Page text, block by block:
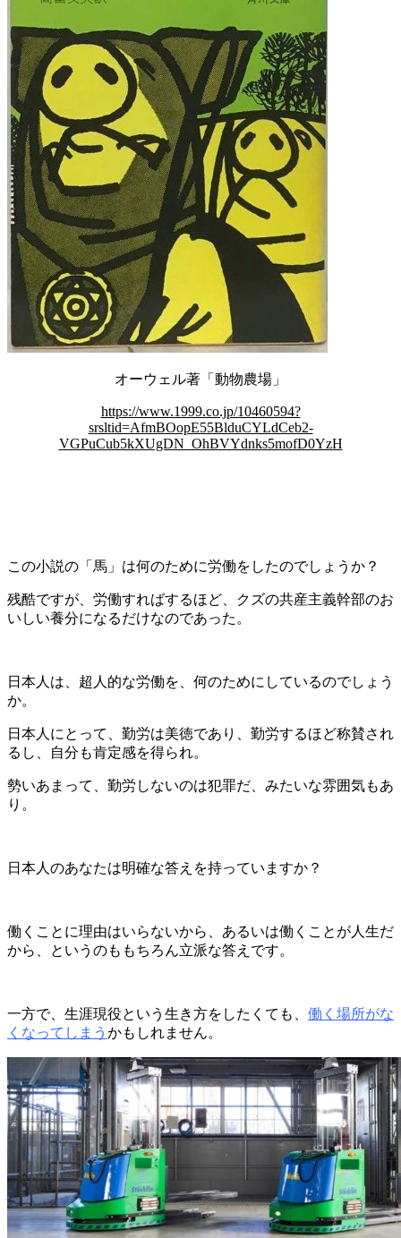
オーウェル著「動物農場」
https://www.1999.co.jp/10460594?
srsltid=AfmBOopE55BlduCYLdCeb2-
VGPuCub5kXUgDN_OhBVYdnks5mofD0YzH
この小説の「馬」は何のために労働をしたのでしょうか？
残酷ですが、労働すればするほど、クズの共産主義幹部のお
いしい養分になるだけなのであった。
日本人は、超人的な労働を、何のためにしているのでしょう
か。
日本人にとって、勤労は美徳であり、勤労するほど称賛され
るし、自分も肯定感を得られ。
勢いあまって、勤労しないのは犯罪だ、みたいな雰囲気もあ
り。
日本人のあなたは明確な答えを持っていますか？
働くことに理由はいらないから、あるいは働くことが人生だ
から、というのももちろん立派な答えです。
一方で、生涯現役という生き方をしたくても、 働く場所がな
くなってしまう かもしれません。